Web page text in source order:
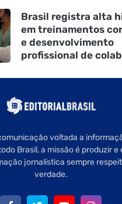
Brasil registra alta
em treinamentos
e desenvolvimento
profissional de
voltada a
Brasil, a missão é produzir e
jornalística sempre
verdade.